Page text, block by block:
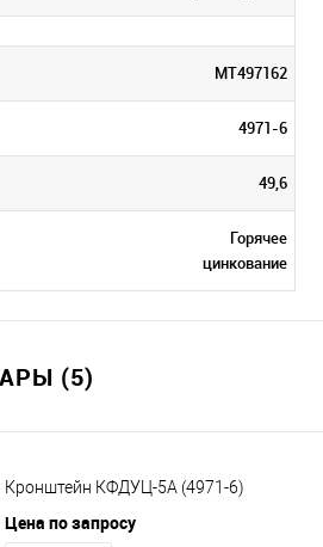
МТ497162
4971-6
49,6
Горячее
цинкование
(5)
Кронштейн КФДУЦ-5А (4971-6)
Цена по запросу